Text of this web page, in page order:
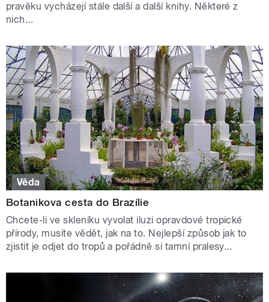
pravěku vycházejí stále další a další knihy. Některé z
nich...
Věda
Botanikova cesta do Brazílie
Chcete-li ve skleníku vyvolat iluzi opravdové tropické
přírody, musíte vědět, jak na to. Nejlepší způsob jak to
zjistit je odjet do tropů a pořádně si tamní pralesy...